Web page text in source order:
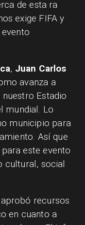
de esta ra
exige FIFA y
, Juan Carlos
avanza a
Estadio
mundial. Lo
municipio para
Así que
este evento
cultural, social
recursos
en cuanto a